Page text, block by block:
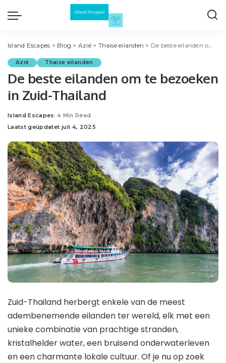
Island Escapes > Blog > Azië> Thaise eilanden > De beste eilanden om te bezoeken in Zuid-Thailand
Azië Thaise eilanden
De beste eilanden om te bezoeken
in Zuid-Thailand
Posted
by
Island Escapes 4 Min Read
Laatst geüpdatet juli 4, 2025
Zuid-Thailand herbergt enkele van de meest
adembenemende eilanden ter wereld, elk met een
unieke combinatie van prachtige stranden,
kristalhelder water, een bruisend onderwaterleven
en een charmante lokale cultuur. Of je nu op zoek